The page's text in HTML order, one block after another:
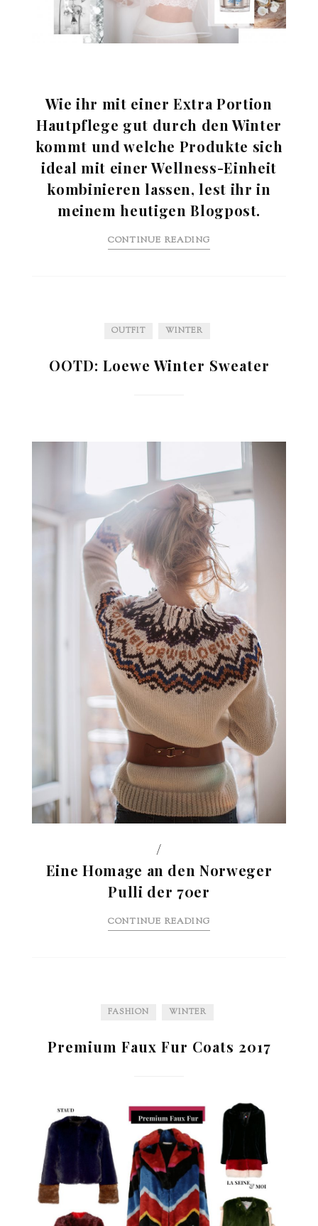
Wie ihr mit einer Extra Portion
Hautpflege gut durch den Winter
kommt und welche Produkte sich
ideal mit einer Wellness-Einheit
kombinieren lassen, lest ihr in
meinem heutigen Blogpost.
CONTINUE READING
OUTFIT WINTER
OOTD: Loewe Winter Sweater
/
Eine Homage an den Norweger
Pulli der 70er
CONTINUE READING
FASHION WINTER
Premium Faux Fur Coats 2017